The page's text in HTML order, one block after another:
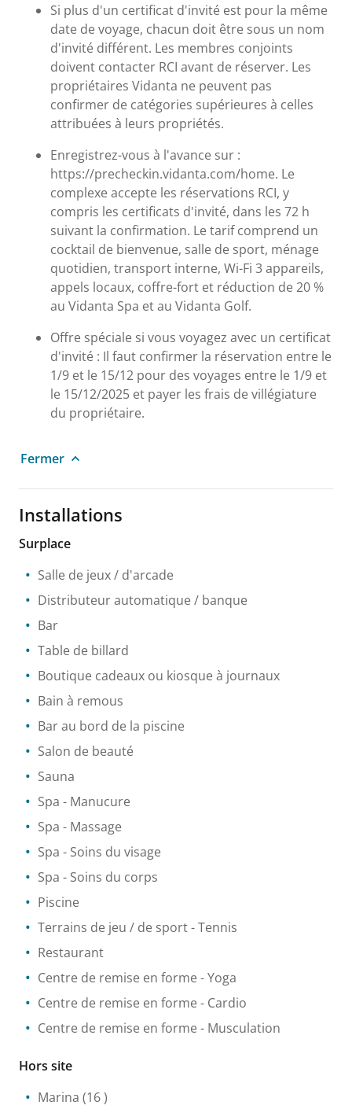
Si plus d'un certificat d'invité est pour la même
date de voyage, chacun doit être sous un nom
d'invité différent. Les membres conjoints
doivent contacter RCI avant de réserver. Les
propriétaires Vidanta ne peuvent pas
confirmer de catégories supérieures à celles
attribuées à leurs propriétés.
Enregistrez-vous à l'avance sur :
https://precheckin.vidanta.com/home. Le
complexe accepte les réservations RCI, y
compris les certificats d'invité, dans les 72 h
suivant la confirmation. Le tarif comprend un
cocktail de bienvenue, salle de sport, ménage
quotidien, transport interne, Wi-Fi 3 appareils,
appels locaux, coffre-fort et réduction de 20 %
au Vidanta Spa et au Vidanta Golf.
Offre spéciale si vous voyagez avec un certificat
d'invité : Il faut confirmer la réservation entre le
1/9 et le 15/12 pour des voyages entre le 1/9 et
le 15/12/2025 et payer les frais de villégiature
du propriétaire.
Fermer
Installations
Surplace
Salle de jeux / d'arcade
Distributeur automatique / banque
Bar
Table de billard
Boutique cadeaux ou kiosque à journaux
Bain à remous
Bar au bord de la piscine
Salon de beauté
Sauna
Spa - Manucure
Spa - Massage
Spa - Soins du visage
Spa - Soins du corps
Piscine
Terrains de jeu / de sport- Tennis
Restaurant
Centre de remise en forme - Yoga
Centre de remise en forme - Cardio
Centre de remise en forme - Musculation
Hors site
Marina (16 )